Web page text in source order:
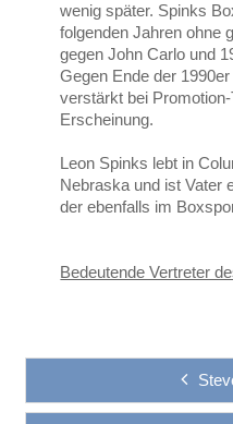
wenig später. Spinks
folgenden Jahren ohne
gegen John Carlo und
Gegen Ende der
verstärkt bei
Erscheinung.
Leon Spinks lebt in
Nebraska und ist Vater
der ebenfalls im
Bedeutende Vertreter